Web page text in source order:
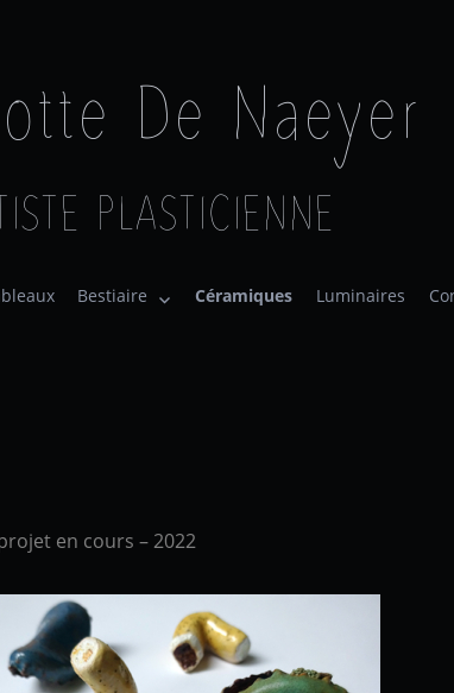
De Naeyer
PLASTICIENNE
Bestiaire Céramiques Luminaires
projet en cours – 2022